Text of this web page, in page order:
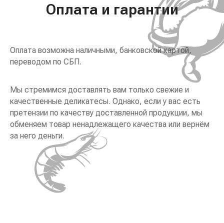
Оплата и гарантии
Оплата возможна наличными, банковской картой,
переводом по СБП.
Мы стремимся доставлять вам только свежие и
качественные деликатесы. Однако, если у вас есть
претензии по качеству доставленной продукции, мы
обменяем товар ненадлежащего качества или вернём
за него деньги.